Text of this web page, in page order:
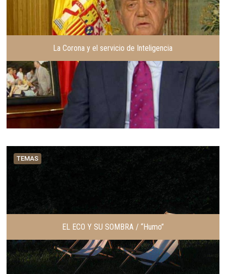
La Corona y el servicio de Inteligencia
TEMAS
EL ECO Y SU SOMBRA / “Humo”